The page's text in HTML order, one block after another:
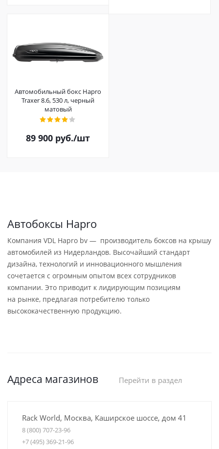
Автомобильный бокс Hapro
Traxer 8.6, 530 л, черный
матовый
89 900 руб./шт
Автобоксы Hapro
Компания VDL Hapro bv — производитель боксов на крышу
автомобилей из Нидерландов. Высочайший стандарт
дизайна, технологий и инновационного мышления
сочетается с огромным опытом всех сотрудников
компании. Это приводит к лидирующим позициям
на рынке, предлагая потребителю только
высококачественную продукцию.
Адреса магазинов Перейти в раздел
Rack World, Москва, Каширское шоссе, дом 41
8 (800) 707-23-96
+7 (495) 369-21-96